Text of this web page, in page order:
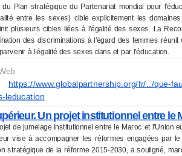
Plan stratégique du Partenariat mondial pour
entre les sexes) cible explicitement les
plusieurs cibles liées à l’égalité des sexes. La
des discriminations à l’égard des femmes
à l’égalité des sexes dans et par l'éducation.
https://www.globalpartnership.org/fr/../que-
leducation
Un projet institutionnel entre le
de jumelage institutionnel entre le Maroc et l'Union
vise à accompagner les réformes engagées par le
stratégique de la réforme 2015-2030, a souligné,